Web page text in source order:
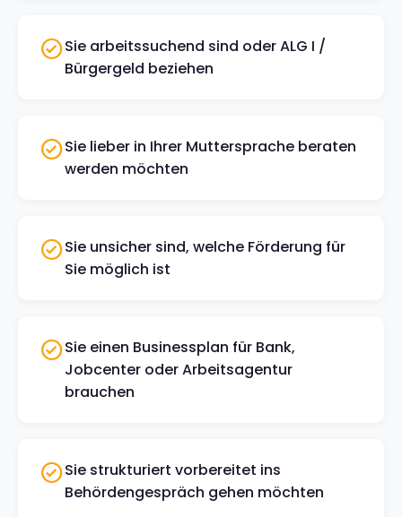
Sie arbeitssuchend sind oder ALG I /
Bürgergeld beziehen
Sie lieber in Ihrer Muttersprache beraten
werden möchten
Sie unsicher sind, welche Förderung für
Sie möglich ist
Sie einen Businessplan für Bank,
Jobcenter oder Arbeitsagentur
brauchen
Sie strukturiert vorbereitet ins
Behördengespräch gehen möchten